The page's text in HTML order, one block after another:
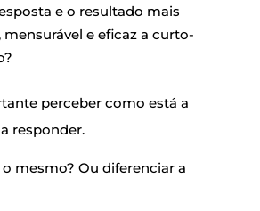
e o resultado mais
mensurável e eficaz a curto-
perceber como está a
responder.
o mesmo? Ou diferenciar a